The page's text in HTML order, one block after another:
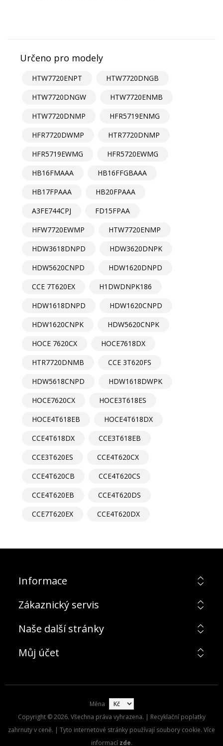
Určeno pro modely
HTW7720ENPT
HTW7720DNGB
HTW7720DNGW
HTW7720ENMB
HTW7720DNMP
HFR5719ENMG
HFR7720DWMP
HTR7720DNMP
HFR5719EWMG
HFR5720EWMG
HB16FMAAA
HB16FFGBAAA
HB17FPAAA
HB20FPAAA
A3FE744CPJ
FD15FPAA
HFW7720EWMP
HTW7720ENMP
HDW3618DNPD
HDW3620DNPK
HDW5620CNPD
HDW1620DNPD
CCE 7T620EX
H1DWDNPK186
HDW1618DNPD
HDW1620CNPD
HDW1620CNPK
HDW5620CNPK
HOCE 7620CX
HOCE7618DX
HTR7720DNMB
CCE 3T620FS
HDW5618CNPD
HDW1618DWPK
HOCE7620CX
HOCE3T618ES
HOCE4T618EB
HOCE4T618DX
CCE4T618DX
CCE3T618EB
CCE3T620ES
CCE4T620CX
CCE4T620CB
CCE4T620CS
CCE4T620EB
CCE4T620DS
CCE7T620EX
CCE4T620DX
Informace
Zákaznický servis
Naše další stránky
Můj účet
Měna
Copyright © 2026. Všechna práva vyhrazena. | Recyklační poplatky
zahrnuty v ceně. | Tyto internetové stránky používají soubory cookie. Více
informací zde.